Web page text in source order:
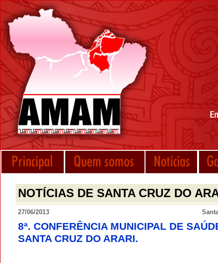
NOTÍCIAS DE SANTA CRUZ DO
27/06/2013
8ª. CONFERÊNCIA MUNICIPAL DE
SANTA CRUZ DO ARARI.